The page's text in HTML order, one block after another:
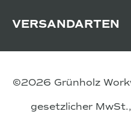
VERSANDARTEN
©2026 Grünholz
gesetzlicher